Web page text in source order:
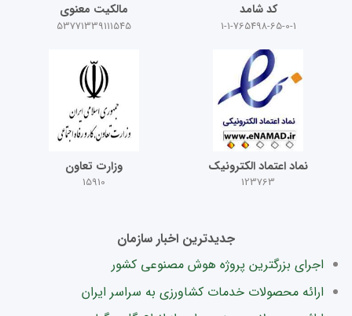
کد شامد
1-1-765498-65-0-1
مالکیت معنوی
53771339111545
نماد اعتماد الکترونیک
123763
وزارت تعاون
15910
جدیدترین اخبار سازمان
اجرای بزرگترین پروژه هوش مصنوعی کشور
ارائه محصولات خدمات کشاورزی به سراسر ایران